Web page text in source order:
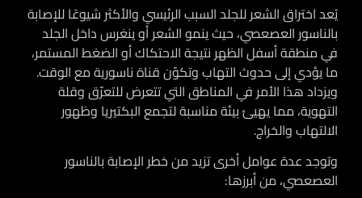
يُعد اختراق الشعر للجلد السبب الرئيسي والأكثر شيوعًا للإصابة
بالناسور العصعصي، حيث ينمو الشعر أو ينغرس داخل الجلد
في منطقة أسفل الظهر نتيجة الاحتكاك أو الضغط المستمر،
ما يؤدي إلى حدوث التهاب وتكوّن قناة ناسورية مع الوقت.
ويزداد هذا الأمر في المناطق التي تتعرض للتعرّق وقلة
التهوية، مما يهيئ بيئة مناسبة لتجمع البكتيريا وظهور
الالتهاب والخراج.
وتوجد عدة عوامل أخرى تزيد من خطر الإصابة بالناسور
العصعصي، من أبرزها: